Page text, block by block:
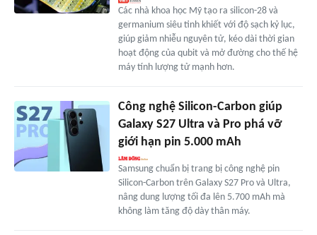
Các nhà khoa học Mỹ tạo ra silicon-28 và
germanium siêu tinh khiết với độ sạch kỷ lục,
giúp giảm nhiễu nguyên tử, kéo dài thời gian
hoạt động của qubit và mở đường cho thế hệ
máy tính lượng tử mạnh hơn.
Công nghệ Silicon-Carbon giúp
Galaxy S27 Ultra và Pro phá vỡ
giới hạn pin 5.000 mAh
Samsung chuẩn bị trang bị công nghệ pin
Silicon-Carbon trên Galaxy S27 Pro và Ultra,
nâng dung lượng tối đa lên 5.700 mAh mà
không làm tăng độ dày thân máy.